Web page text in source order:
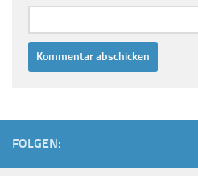
FOLGEN: